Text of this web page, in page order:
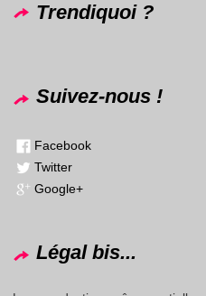
Trendiquoi ?
Suivez-nous !
Facebook
Twitter
Google+
Légal bis...